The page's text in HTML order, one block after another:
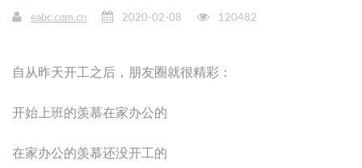
eabc.com.cn 2020-02-08 120482
自从昨天开工之后，朋友圈就很精彩：
开始上班的羡慕在家办公的
在家办公的羡慕还没开工的